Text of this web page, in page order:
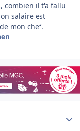
combien il t'a fallu
salaire est
mon chef.